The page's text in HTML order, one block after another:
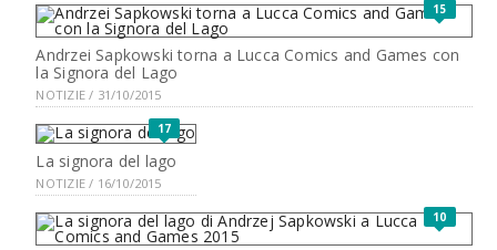
15
Andrzei Sapkowski torna a Lucca Comics and Games con
la Signora del Lago
NOTIZIE / 31/10/2015
17
La signora del lago
NOTIZIE / 16/10/2015
10